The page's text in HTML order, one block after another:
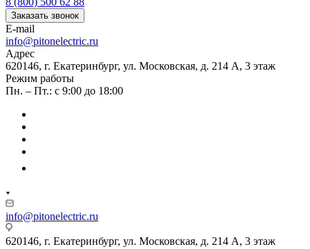
Заказать звонок
E-mail
info@pitonelectric.ru
Адрес
620146, г. Екатеринбург, ул. Московская, д. 214 А, 3 этаж
Режим работы
Пн. – Пт.: с 9:00 до 18:00
info@pitonelectric.ru
620146, г. Екатеринбург, ул. Московская, д. 214 А, 3 этаж